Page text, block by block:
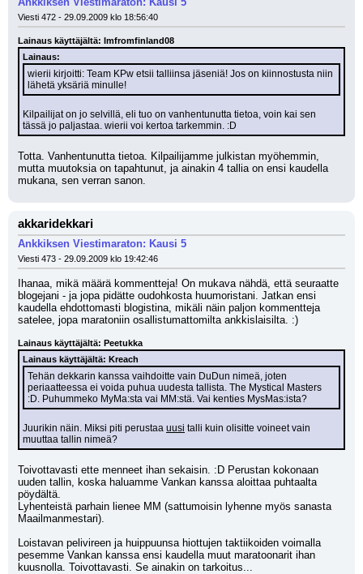
Viesti 472 - 29.09.2009 klo 18:56:40
Lainaus käyttäjältä: Imfromfinland08
Lainaus:
wierii kirjoitti: Team KPw etsii talliinsa jäseniä! Jos on kiinnostusta niin
lähetä yksäriä minulle!
Kilpailijat on jo selvillä, eli tuo on vanhentunutta tietoa, voin kai sen
tässä jo paljastaa. wierii voi kertoa tarkemmin. :D
Totta. Vanhentunutta tietoa. Kilpailijamme julkistan myöhemmin,
mutta muutoksia on tapahtunut, ja ainakin 4 tallia on ensi kaudella
mukana, sen verran sanon.
akkaridekkari
Ankkiksen Viestimaraton: Kausi 5
Viesti 473 - 29.09.2009 klo 19:42:46
Ihanaa, mikä määrä kommentteja! On mukava nähdä, että seuraatte
blogejani - ja jopa pidätte oudohkosta huumoristani. Jatkan ensi
kaudella ehdottomasti blogistina, mikäli näin paljon kommentteja
satelee, jopa maratoniin osallistumattomilta ankkislaisilta. :)
Lainaus käyttäjältä: Peetukka
Lainaus käyttäjältä: Kreach
Tehän dekkarin kanssa vaihdoitte vain DuDun nimeä, joten
periaatteessa ei voida puhua uudesta tallista. The Mystical Masters
:D. Puhummeko MyMa:sta vai MM:stä. Vai kenties MysMas:ista?
Juurikin näin. Miksi piti perustaa uusi talli kuin olisitte voineet vain
muuttaa tallin nimeä?
Toivottavasti ette menneet ihan sekaisin. :D Perustan kokonaan
uuden tallin, koska haluamme Vankan kanssa aloittaa puhtaalta
pöydältä.
Lyhenteistä parhain lienee MM (sattumoisin lyhenne myös sanasta
Maailmanmestari).
Loistavan pelivireen ja huippuunsa hiottujen taktiikoiden voimalla
pesemme Vankan kanssa ensi kaudella muut maratoonarit ihan
kuusnolla. Toivottavasti. Se ainakin on tarkoitus...